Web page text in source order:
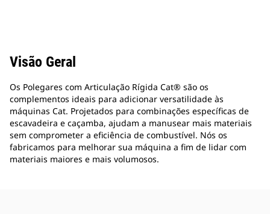
Visão Geral
Os Polegares com Articulação Rígida Cat® são os
complementos ideais para adicionar versatilidade às
máquinas Cat. Projetados para combinações específicas de
escavadeira e caçamba, ajudam a manusear mais materiais
sem comprometer a eficiência de combustível. Nós os
fabricamos para melhorar sua máquina a fim de lidar com
materiais maiores e mais volumosos.